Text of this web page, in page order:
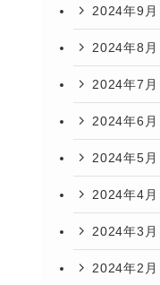
2024年9月
2024年8月
2024年7月
2024年6月
2024年5月
2024年4月
2024年3月
2024年2月